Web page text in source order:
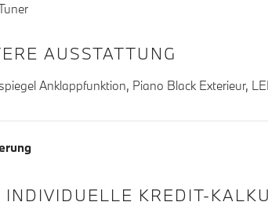
AUSSTATTUNG
Anklappfunktion, Piano Black Exterieur,
INDIVIDUELLE KREDIT-